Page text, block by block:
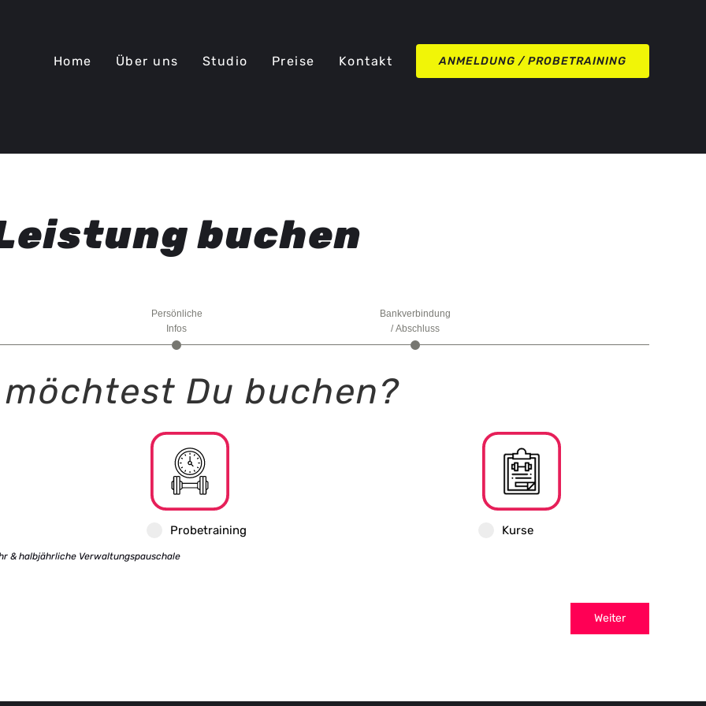
Home Über uns Studio Preise Kontakt ANMELDUNG / PROBETRAINING
buchen
Persönliche
Infos
Bankverbindung
/ Abschluss
Du buchen?
Probetraining Kurse
& halbjährliche Verwaltungspauschale
Weiter